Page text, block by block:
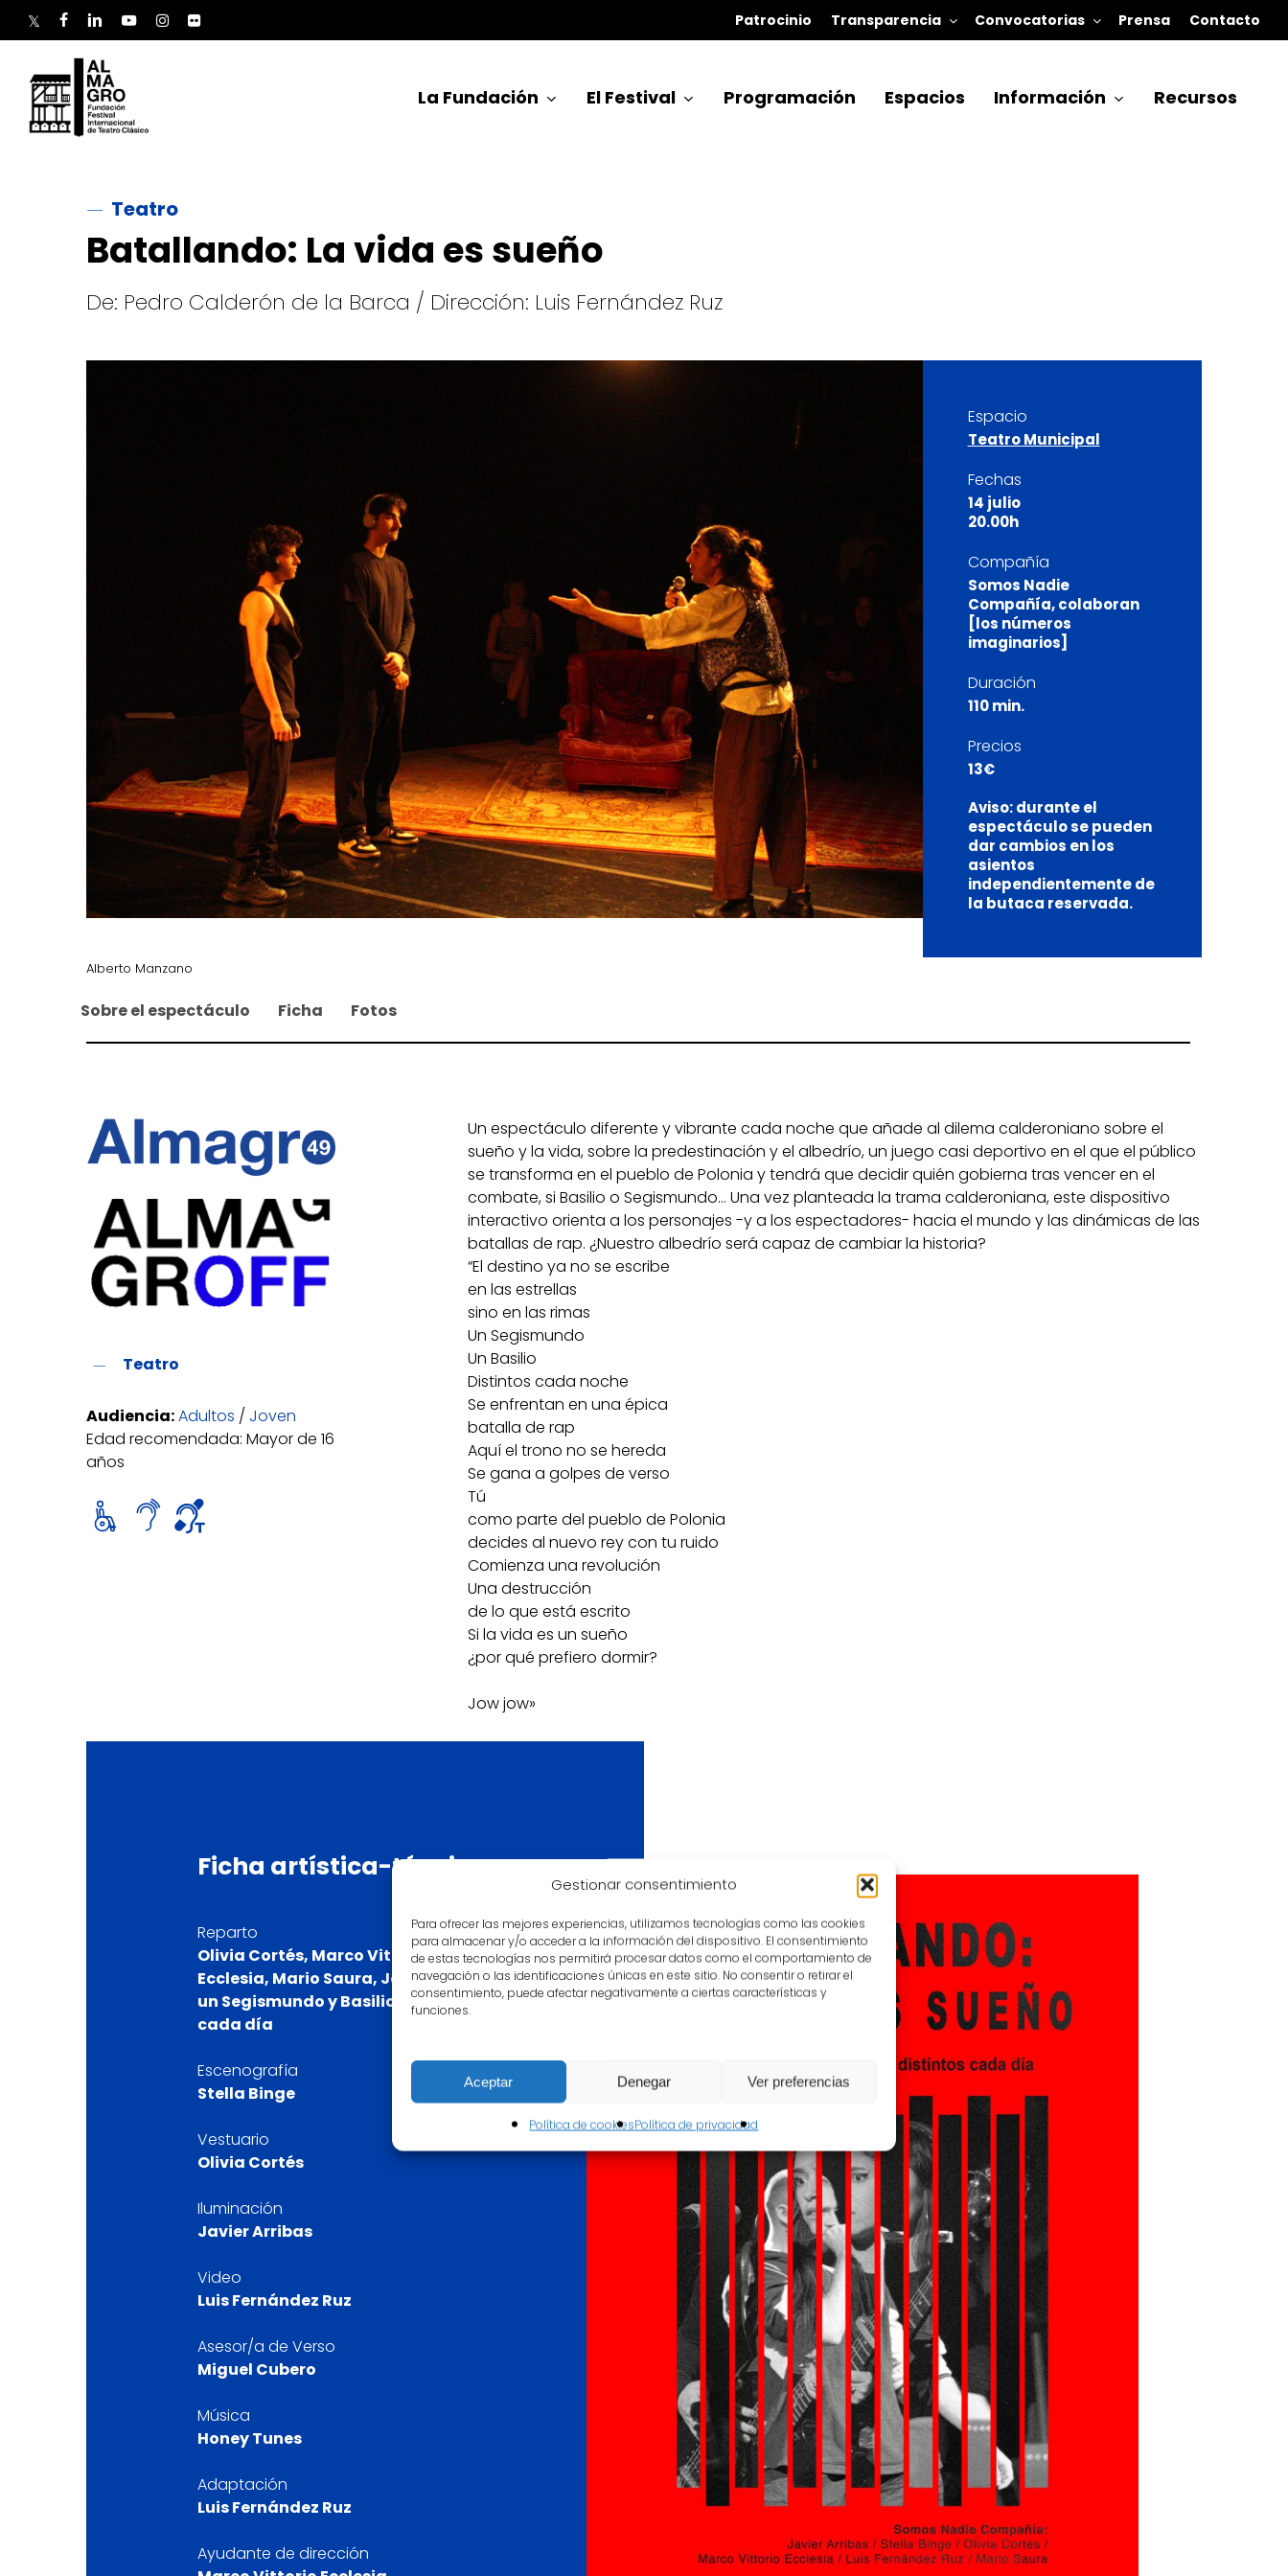
Gestionar consentimiento
Para ofrecer las mejores experiencias, utilizamos tecnologías como las cookies
para almacenar y/o acceder a la información del dispositivo. El consentimiento
de estas tecnologías nos permitirá procesar datos como el comportamiento de
navegación o las identificaciones únicas en este sitio. No consentir o retirar el
consentimiento, puede afectar negativamente a ciertas características y
funciones.
Aceptar Denegar Ver preferencias
Política de cookiesPolítica de privacidad
content
twitterfacebooklinkedinyoutubeinstagram
flickr
Patrocinio Transparencia Convocatorias Prensa Contacto
Hit enter to search or ESC to close
La Fundación El Festival Programación Espacios Información Recursos
Teatro
Batallando: La vida es sueño
De: Pedro Calderón de la Barca / Dirección: Luis Fernández Ruz
Espacio
Teatro Municipal
Fechas
14 julio
20.00h
Compañía
Somos Nadie
Compañía, colaboran
[los números
imaginarios]
Duración
110 min.
Precios
13€
Aviso: durante el
espectáculo se pueden
dar cambios en los
asientos
independientemente de
la butaca reservada.
Alberto Manzano
Sobre el espectáculo Ficha Fotos
Teatro
Audiencia:Adultos / Joven
Edad recomendada: Mayor de 16
años
Un espectáculo diferente y vibrante cada noche que añade al dilema calderoniano sobre el
sueño y la vida, sobre la predestinación y el albedrío, un juego casi deportivo en el que el público
se transforma en el pueblo de Polonia y tendrá que decidir quién gobierna tras vencer en el
combate, si Basilio o Segismundo… Una vez planteada la trama calderoniana, este dispositivo
interactivo orienta a los personajes -y a los espectadores- hacia el mundo y las dinámicas de las
batallas de rap. ¿Nuestro albedrío será capaz de cambiar la historia?
“El destino ya no se escribe
en las estrellas
sino en las rimas
Un Segismundo
Un Basilio
Distintos cada noche
Se enfrentan en una épica
batalla de rap
Aquí el trono no se hereda
Se gana a golpes de verso
Tú
como parte del pueblo de Polonia
decides al nuevo rey con tu ruido
Comienza una revolución
Una destrucción
de lo que está escrito
Si la vida es un sueño
¿por qué prefiero dormir?
Jow jow»
Ficha artística-técnica
Reparto
Olivia Cortés, Marco Vittorio
Ecclesia, Mario Saura, Javier Arribas,
un Segismundo y Basilio distintos
cada día
Escenografía
Stella Binge
Vestuario
Olivia Cortés
Iluminación
Javier Arribas
Video
Luis Fernández Ruz
Asesor/a de Verso
Miguel Cubero
Música
Honey Tunes
Adaptación
Luis Fernández Ruz
Ayudante de dirección